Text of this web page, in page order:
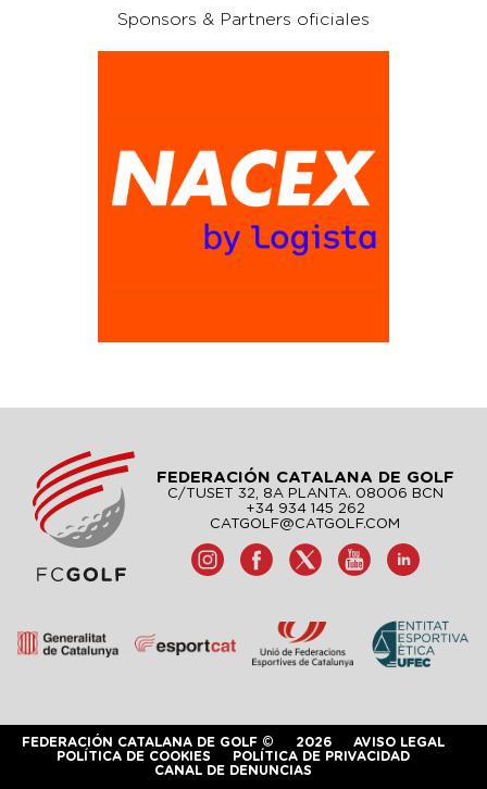
Sponsors & Partners oficiales
FEDERACIÓN CATALANA DE GOLF
C/TUSET 32, 8A PLANTA. 08006 BCN
+34 934 145 262
CATGOLF@CATGOLF.COM
FEDERACIÓN CATALANA DE GOLF © 2026
AVISO LEGAL
POLÍTICA DE COOKIES
POLÍTICA DE PRIVACIDAD
CANAL DE DENUNCIAS